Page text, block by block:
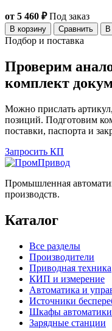
от 5 460 ₽ Под заказ
В корзину Сравнить
Подбор и поставка
Проверим
комплект
Можно прислать
позиций. Подготовим
поставки, паспорта и
Запросить КП
Промышленная
производств.
Каталог
Все разделы
Производители
Приводная техника
КИП и измерение
Автоматика и
Источники
Шкафы автоматики
Зарядные станции